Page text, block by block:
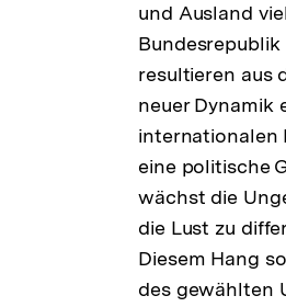
und Ausland
resultieren aus
neuer Dynamik
internationalen
eine politische
wächst die
die Lust zu
Diesem Hang
des gewählten